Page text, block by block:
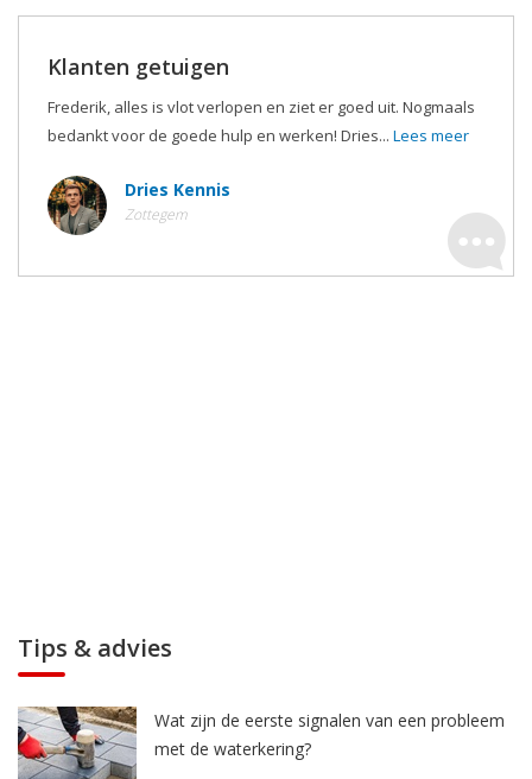
Klanten getuigen
Frederik, alles is vlot verlopen en ziet er goed uit. Nogmaals
bedankt voor de goede hulp en werken! Dries... Lees meer
Dries Kennis
Zottegem
Tips & advies
Wat zijn de eerste signalen van een probleem
met de waterkering?